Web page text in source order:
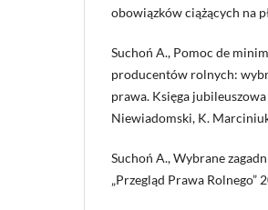
obowiązków ciążących na
Suchoń A., Pomoc de
producentów rolnych:
prawa. Księga
Niewiadomski, K.
Suchoń A., Wybrane
„Przegląd Prawa Rolnego”